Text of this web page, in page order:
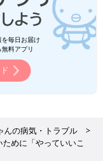
毎日お届け
料アプリ
んの病気・トラブル
めに「やっていいこ